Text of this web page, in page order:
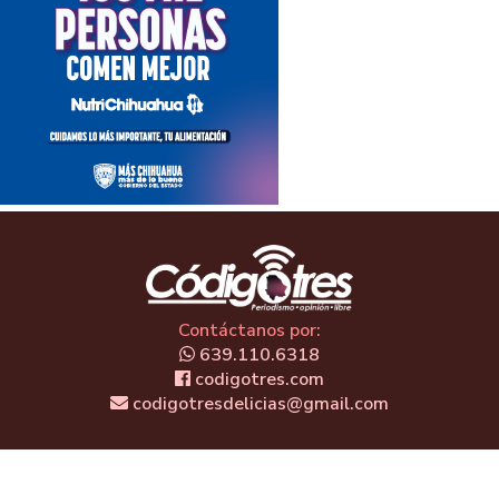
Contáctanos por:
639.110.6318
codigotres.com
codigotresdelicias@gmail.com